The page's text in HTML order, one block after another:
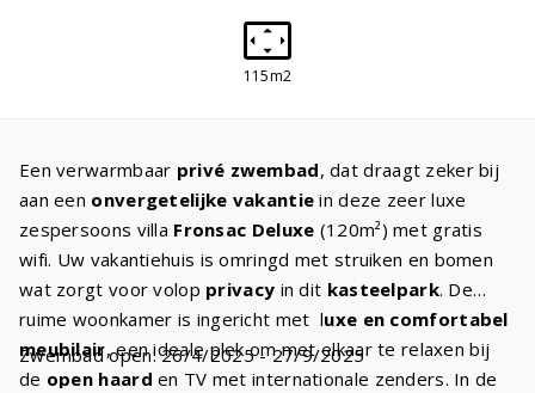
115m2
Een verwarmbaar privé zwembad, dat draagt zeker bij
aan een onvergetelijke vakantie in deze zeer luxe
zespersoons villa Fronsac Deluxe (120m²) met gratis
wifi. Uw vakantiehuis is omringd met struiken en bomen
wat zorgt voor volop privacy in dit kasteelpark. De
ruime woonkamer is ingericht met luxe en comfortabel
meubilair, een ideale plek om met elkaar te relaxen bij
de open haarden TV met internationale zenders. In de
Zwembad open: 26/4/2025 - 27/9/2025